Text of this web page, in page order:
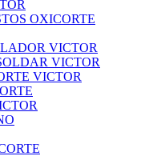
OXICORTE
VICTOR
VICTOR
VICTOR